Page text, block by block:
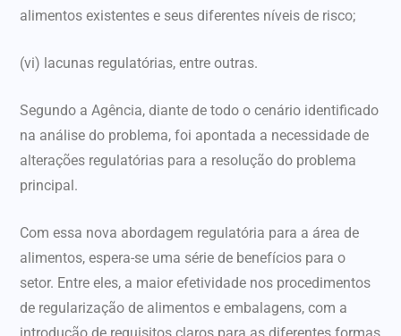
alimentos existentes e seus diferentes níveis de risco;
(vi) lacunas regulatórias, entre outras.
Segundo a Agência, diante de todo o cenário identificado
na análise do problema, foi apontada a necessidade de
alterações regulatórias para a resolução do problema
principal.
Com essa nova abordagem regulatória para a área de
alimentos, espera-se uma série de benefícios para o
setor. Entre eles, a maior efetividade nos procedimentos
de regularização de alimentos e embalagens, com a